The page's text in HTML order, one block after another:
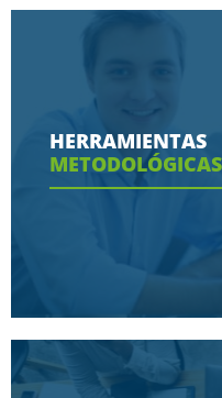
Conoce aquí las
HERRAMIENTAS
METODOLÓGICAS